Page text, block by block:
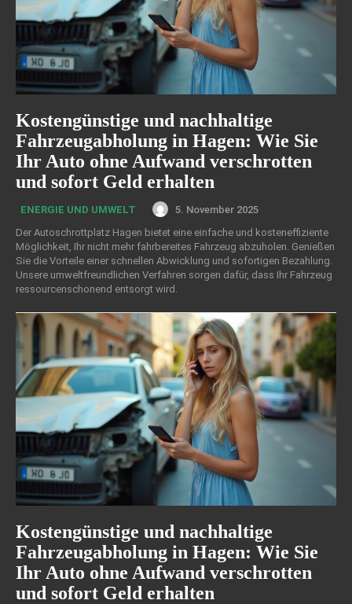
Kostengünstige und nachhaltige
Fahrzeugabholung in Hagen: Wie Sie
Ihr Auto ohne Aufwand verschrotten
und sofort Geld erhalten
ENERGIE UND UMWELT
5. November 2025
Der Autoschrottplatz Hagen bietet eine einfache und kosteneffiziente
Möglichkeit, Ihr nicht mehr fahrbereites Fahrzeug abzuholen. Genießen
Sie die Vorteile einer schnellen Abwicklung und sofortigen Bezahlung.
Unsere umweltfreundlichen Verfahren sorgen dafür, dass Ihr Fahrzeug
ressourcenschonend entsorgt wird.
Kostengünstige und nachhaltige
Fahrzeugabholung in Hagen: Wie Sie
Ihr Auto ohne Aufwand verschrotten
und sofort Geld erhalten